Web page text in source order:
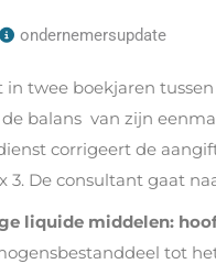
ondernemersupdate
in twee boekjaren
balans van zijn
corrigeert de
3. De consultant gaat
liquide middelen:
tot